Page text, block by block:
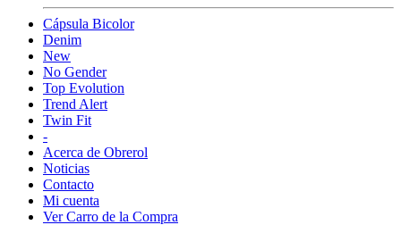
Cápsula Bicolor
Denim
New
No Gender
Top Evolution
Trend Alert
Twin Fit
-
Acerca de Obrerol
Noticias
Contacto
Mi cuenta
Ver Carro de la Compra